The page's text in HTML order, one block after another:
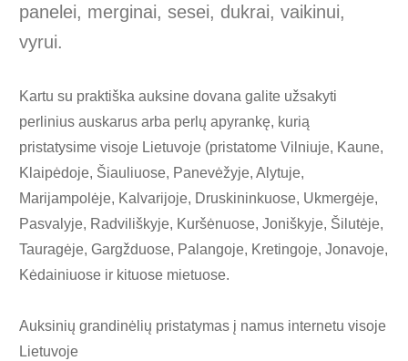
panelei, merginai, sesei, dukrai, vaikinui,
vyrui.
Kartu su praktiška auksine dovana galite užsakyti
perlinius auskarus arba perlų apyrankę, kurią
pristatysime visoje Lietuvoje (pristatome Vilniuje, Kaune,
Klaipėdoje, Šiauliuose, Panevėžyje, Alytuje,
Marijampolėje, Kalvarijoje, Druskininkuose, Ukmergėje,
Pasvalyje, Radviliškyje, Kuršėnuose, Joniškyje, Šilutėje,
Tauragėje, Gargžduose, Palangoje, Kretingoje, Jonavoje,
Kėdainiuose ir kituose mietuose.
Auksinių grandinėlių pristatymas į namus internetu visoje
Lietuvoje